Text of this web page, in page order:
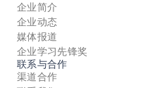
企业简介
企业动态
媒体报道
企业学习先锋奖
联系与合作
渠道合作